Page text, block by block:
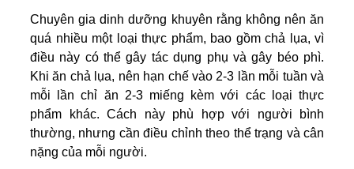
Chuyên gia dinh dưỡng khuyên rằng không nên ăn
quá nhiều một loại thực phẩm, bao gồm chả lụa, vì
điều này có thể gây tác dụng phụ và gây béo phì.
Khi ăn chả lụa, nên hạn chế vào 2-3 lần mỗi tuần và
mỗi lần chỉ ăn 2-3 miếng kèm với các loại thực
phẩm khác. Cách này phù hợp với người bình
thường, nhưng cần điều chỉnh theo thể trạng và cân
nặng của mỗi người.